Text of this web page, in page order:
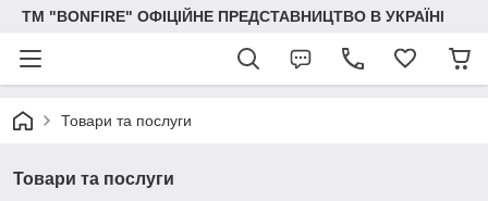
ТМ "BONFIRE" ОФІЦІЙНЕ ПРЕДСТАВНИЦТВО В УКРАЇНІ
Товари та послуги
Товари та послуги